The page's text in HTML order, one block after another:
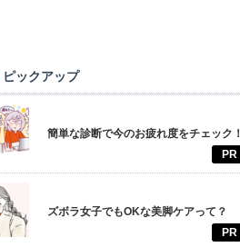
ピックアップ
簡単な診断で今のお疲れ度をチェック！
PR
ズボラ女子でもOKな美脚ケアって？
PR